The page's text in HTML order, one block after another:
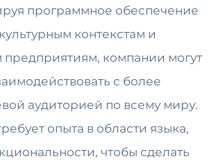
программное обеспечение
контекстам и
компании могут
с более
аудиторией по всему миру.
опыта в области языка,
чтобы сделать